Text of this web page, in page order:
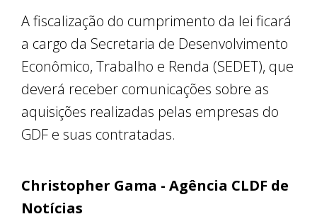
A fiscalização do cumprimento da lei ficará
a cargo da Secretaria de Desenvolvimento
Econômico, Trabalho e Renda (SEDET), que
deverá receber comunicações sobre as
aquisições realizadas pelas empresas do
GDF e suas contratadas.
Christopher Gama - Agência CLDF de
Notícias